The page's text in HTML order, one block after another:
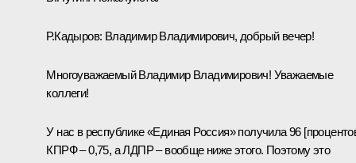
Р.Кадыров: Владимир Владимирович, добрый вечер!
Многоуважаемый Владимир Владимирович! Уважаемые
коллеги!
У нас в республике «Единая Россия» получила 96
КПРФ – 0,75, а ЛДПР – вообще ниже этого. Поэтому это